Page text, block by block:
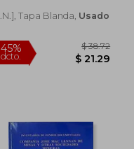
dcto. $
Tapa Blanda, Usado